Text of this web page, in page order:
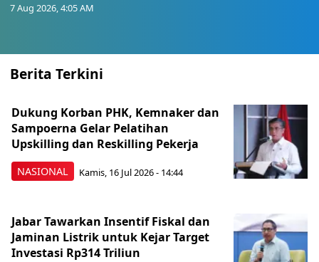
7 Aug 2026, 4:05 AM
Berita Terkini
NASIONAL
Dukung Korban PHK, Kemnaker dan
Sampoerna Gelar Pelatihan
Upskilling dan Reskilling Pekerja
Kamis, 16 Jul 2026 - 14:44
Jabar Tawarkan Insentif Fiskal dan
Jaminan Listrik untuk Kejar Target
Investasi Rp314 Triliun